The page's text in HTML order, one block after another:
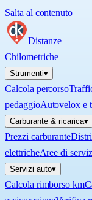
Salta al contenuto
Distanze
Chilometriche
Strumenti▾
Calcola percorso
pedaggioAutovelox e
Carburante & ricarica▾
Prezzi carburante
elettricheAree di
Servizi auto▾
Calcola rimborso km